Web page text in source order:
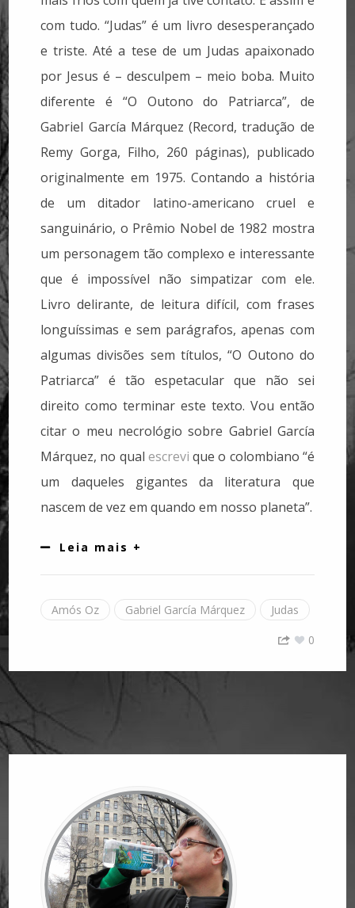
com tudo. “Judas” é um livro desesperançado
e triste. Até a tese de um Judas apaixonado
por Jesus é – desculpem – meio boba. Muito
diferente é “O Outono do Patriarca”, de
Gabriel García Márquez (Record, tradução de
Remy Gorga, Filho, 260 páginas), publicado
originalmente em 1975. Contando a história
de um ditador latino-americano cruel e
sanguinário, o Prêmio Nobel de 1982 mostra
um personagem tão complexo e interessante
que é impossível não simpatizar com ele.
Livro delirante, de leitura difícil, com frases
longuíssimas e sem parágrafos, apenas com
algumas divisões sem títulos, “O Outono do
Patriarca” é tão espetacular que não sei
direito como terminar este texto. Vou então
citar o meu necrológio sobre Gabriel García
Márquez, no qual escrevi que o colombiano “é
um daqueles gigantes da literatura que
nascem de vez em quando em nosso planeta”.
Leia mais +
Amós Oz Gabriel García Márquez
Judas
0